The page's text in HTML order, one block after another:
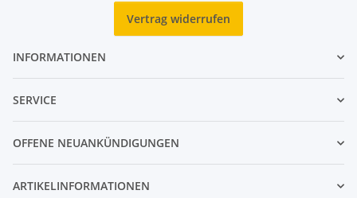
Vertrag widerrufen
INFORMATIONEN
SERVICE
OFFENE NEUANKÜNDIGUNGEN
ARTIKELINFORMATIONEN